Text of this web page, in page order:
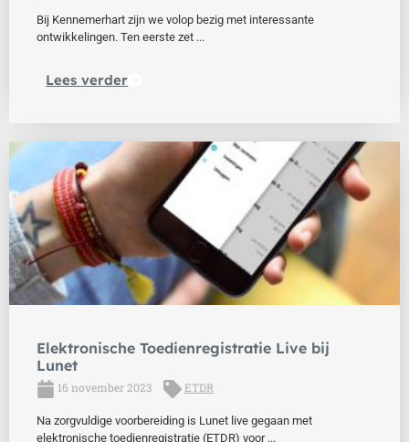
Bij Kennemerhart zijn we volop bezig met interessante
ontwikkelingen. Ten eerste zet ...
Lees verder
Elektronische Toedienregistratie Live bij
Lunet
16 november 2023 ETDR
Na zorgvuldige voorbereiding is Lunet live gegaan met
elektronische toedienregistratie (ETDR) voor ...